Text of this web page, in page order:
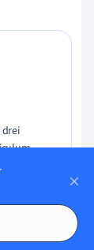
Literatur
ist